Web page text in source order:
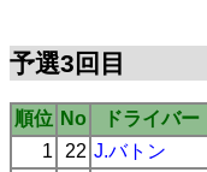
予選3回目
順位 No ドライバー
1
22 J.バトン